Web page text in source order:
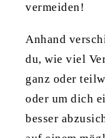
vermeiden!
Anhand
du, wie viel
ganz oder
oder um dich
besser